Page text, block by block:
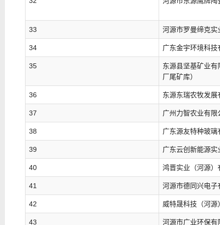
33 河源市罗曼缔克实
34 广东金宇环境科技
35
东源县坚基矿业
厂尾矿库）
36 东源东瑞农牧发展
37 广州力智农业有
38 广东源友特种玻璃
39 广东云创新能源实
40 鸿晋实业（河源）
41 河源市德同兴电子
42 威特晟科技（河源
43
河源市广业环保有